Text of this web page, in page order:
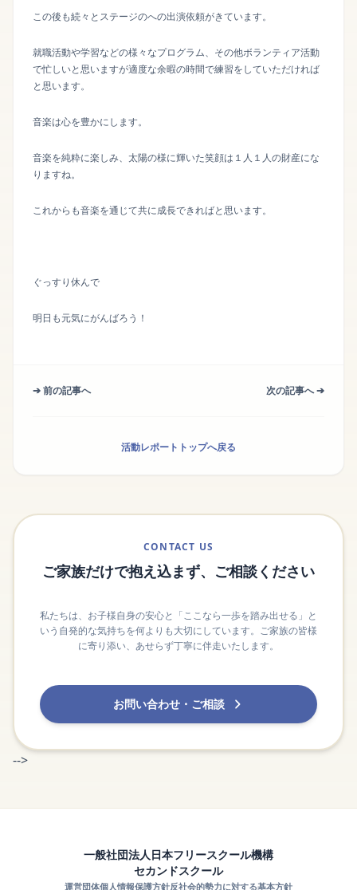
この後も続々とステージのへの出演依頼がきています。
就職活動や学習などの様々なプログラム、その他ボランティア活動
で忙しいと思いますが適度な余暇の時間で練習をしていただければ
と思います。
音楽は心を豊かにします。
音楽を純粋に楽しみ、太陽の様に輝いた笑顔は１人１人の財産にな
りますね。
これからも音楽を通じて共に成長できればと思います。
ぐっすり休んで
明日も元気にがんばろう！
➔ 前の記事へ 次の記事へ ➔
活動レポートトップへ戻る
CONTACT US
ご家族だけで抱え込まず、ご相談ください
私たちは、お子様自身の安心と「ここなら一歩を踏み出せる」と
いう自発的な気持ちを何よりも大切にしています。ご家族の皆様
に寄り添い、あせらず丁寧に伴走いたします。
お問い合わせ・ご相談
-->
一般社団法人日本フリースクール機構
セカンドスクール
運営団体個人情報保護方針反社会的勢力に対する基本方針